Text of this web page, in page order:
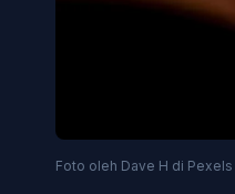
Foto oleh Dave H di Pexels